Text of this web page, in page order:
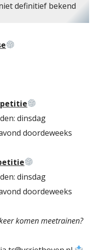
definitief bekend
dinsdag
doordeweeks
dinsdag
doordeweeks
komen meetrainen?